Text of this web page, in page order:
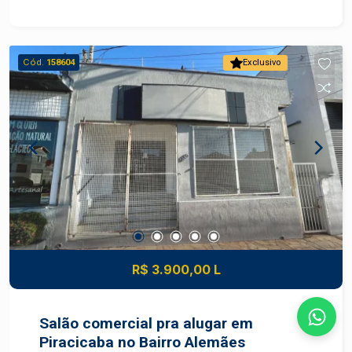
Exclusivo
Cód. 158604
R$ 3.900,00 L
Salão comercial pra alugar em
Piracicaba no Bairro Alemães